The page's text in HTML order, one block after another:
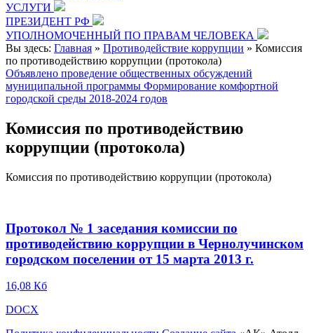
УСЛУГИ
ПРЕЗИДЕНТ РФ
УПОЛНОМОЧЕННЫЙ ПО ПРАВАМ ЧЕЛОВЕКА
Вы здесь: Главная » Противодействие коррупции » Комиссия
по противодействию коррупции (протокола)
Объявлено проведение общественных обсуждений
муниципальной программы Формирование комфортной
городской среды 2018-2024 годов
Комиссия по противодействию
коррупции (протокола)
Комиссия по противодействию коррупции (протокола)
Протокол № 1 заседания комиссии по
противодействию коррупции в Чернолучинском
городском поселении от 15 марта 2013 г.
16,08 Кб
DOCX